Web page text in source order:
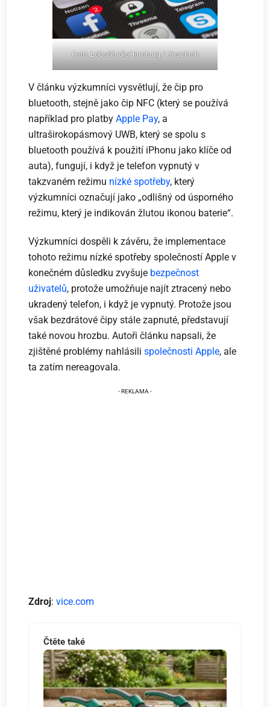
Foto: LoboStudioHamburg / Unsplash
V článku výzkumníci vysvětlují, že čip pro
bluetooth, stejně jako čip NFC (který se používá
například pro platbyApple Pay, a
ultraširokopásmový UWB, který se spolu s
bluetooth používá k použití iPhonu jako klíče od
auta), fungují, i když je telefon vypnutý v
takzvaném režimu nízké spotřeby, který
výzkumníci označují jako „odlišný od úsporného
režimu, který je indikován žlutou ikonou baterie“.
Výzkumníci dospěli k závěru, že implementace
tohoto režimu nízké spotřeby společností Apple v
konečném důsledku zvyšuje bezpečnost
uživatelů, protože umožňuje najít ztracený nebo
ukradený telefon, i když je vypnutý. Protože jsou
však bezdrátové čipy stále zapnuté, představují
také novou hrozbu. Autoři článku napsali, že
zjištěné problémy nahlásilispolečnosti Apple, ale
ta zatím nereagovala.
Zdroj:vice.com
Čtěte také